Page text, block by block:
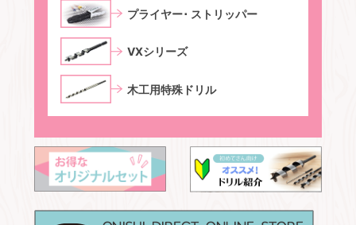
プライヤー･ ストリッパー
VXシリーズ
木工用特殊ドリル